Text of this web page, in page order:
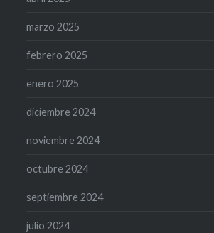
marzo 2025
febrero 2025
enero 2025
diciembre 2024
noviembre 2024
octubre 2024
septiembre 2024
julio 2024